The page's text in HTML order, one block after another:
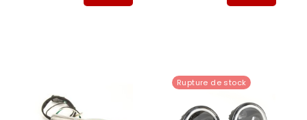
Rupture de stock